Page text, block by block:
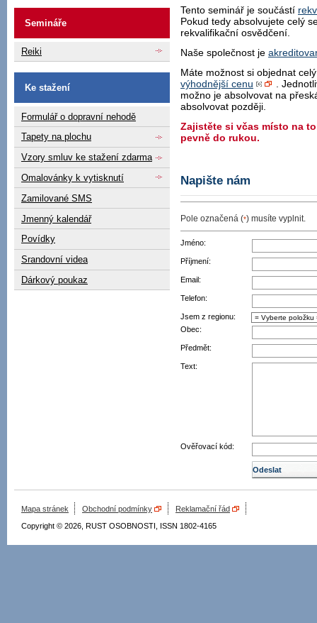
Semináře
Reiki
Ke stažení
Formulář o dopravní nehodě
Tapety na plochu
Vzory smluv ke stažení zdarma
Omalovánky k vytisknutí
Zamilované SMS
Jmenný kalendář
Povídky
Srandovní videa
Dárkový poukaz
Tento seminář je součástí
Pokud tedy absolvujete celý
rekvalifikační osvědčení.
Naše společnost je
Máte možnost si objednat
výhodnější cenu
.
možno je absolvovat na
absolvovat později.
Zajistěte si včas místo na
pevně do rukou.
Napište nám
Pole označená (*) musíte vyplnit.
Jméno:
Příjmení:
Email:
Telefon:
Jsem z regionu:
Obec:
Předmět:
Text:
Ověřovací kód:
Mapa stránek Obchodní podmínky
Reklamační řád
Copyright © 2026, RUST OSOBNOSTI, ISSN 1802-4165